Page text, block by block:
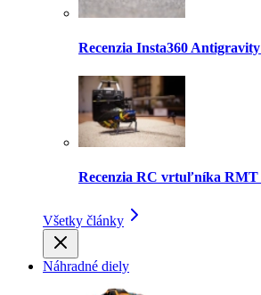
Recenzia Insta360
Recenzia RC vrtuľníka RMT
Všetky články
Náhradné diely